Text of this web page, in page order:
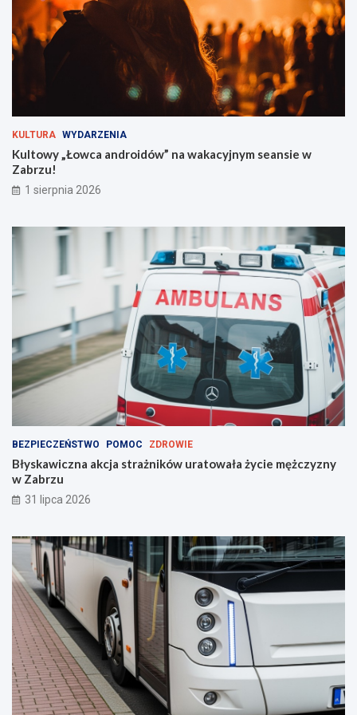
c
o
i
s
w
i
e
i
?
m
s
e
i
e
Z
a
b
u
KULTURA WYDARZENIA
Kultowy „Łowca androidów” na wakacyjnym seansie w
Zabrzu!
1 sierpnia 2026
BEZPIECZEŃSTWO POMOC ZDROWIE
Błyskawiczna akcja strażników uratowała życie mężczyzny
w Zabrzu
31 lipca 2026